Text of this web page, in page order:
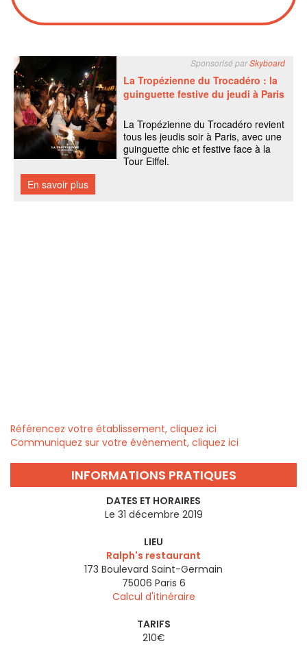
Référencez votre établissement, cliquez ici
Communiquez sur votre évènement, cliquez ici
INFORMATIONS PRATIQUES
DATES ET HORAIRES
Le 31 décembre 2019
LIEU
Ralph's restaurant
173 Boulevard Saint-Germain
75006 Paris 6
Calcul d'itinéraire
TARIFS
210€